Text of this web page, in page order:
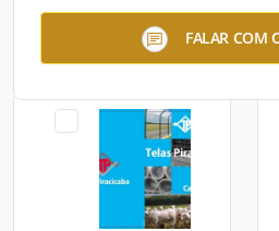
FALAR COM
Arame Farpado Nelore -